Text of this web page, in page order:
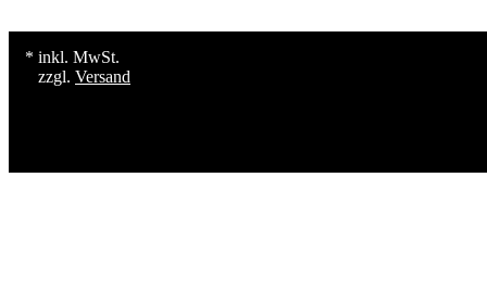
* inkl. MwSt.
zzgl. Versand